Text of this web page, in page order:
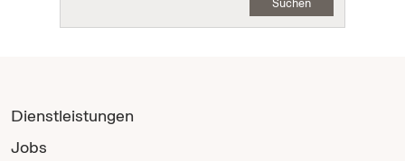
Dienstleistungen
Jobs